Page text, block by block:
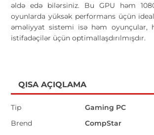
əldə edə bilərsiniz. Bu GPU həm
oyunlarda yüksək performans üçün
əməliyyat sistemi isə həm oyunçular,
istifadəçilər üçün optimallaşdırılmışdır.
QISA AÇIQLAMA
Tip
Gaming PC
Brend
CompStar